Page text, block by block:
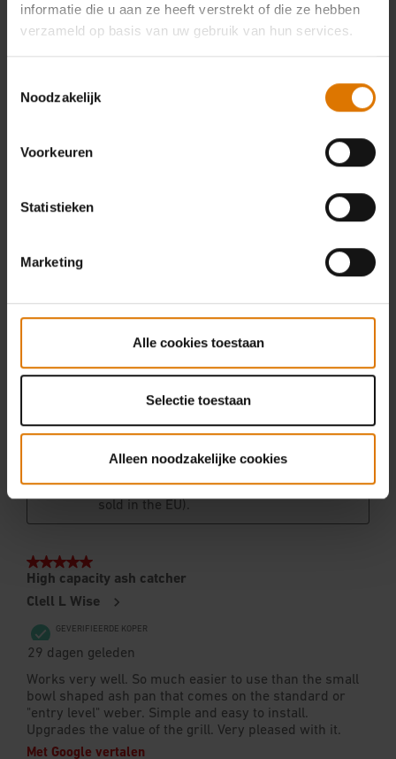
informatie die u aan ze heeft verstrekt of die ze hebben
verzameld op basis van uw gebruik van hun services.
Noodzakelijk
Voorkeuren
Statistieken
Marketing
Alle cookies toestaan
Selectie toestaan
Alleen noodzakelijke cookies